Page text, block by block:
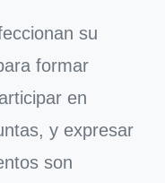
su
formar
en
y expresar
son